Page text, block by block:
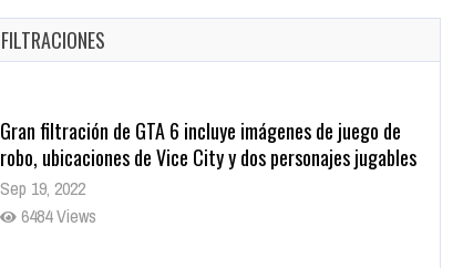
Oct 20, 2025
1379 Views
FILTRACIONES
Gran filtración de GTA 6 incluye imágenes de juego de
robo, ubicaciones de Vice City y dos personajes jugables
Sep 19, 2022
6484 Views